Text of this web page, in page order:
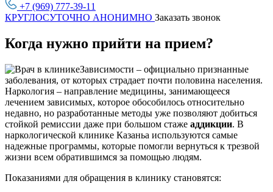
+7 (969) 777-39-11
КРУГЛОСУТОЧНО АНОНИМНО Заказать звонок
Когда нужно прийти на прием?
Зависимости – официально признанные
заболевания, от которых страдает почти половина населения.
Наркология – направление медицины, занимающееся
лечением зависимых, которое обособилось относительно
недавно, но разработанные методы уже позволяют добиться
стойкой ремиссии даже при большом стаже аддикции. В
наркологической клинике Казаньа используются самые
надежные программы, которые помогли вернуться к трезвой
жизни всем обратившимся за помощью людям.
Показаниями для обращения в клинику становятся: